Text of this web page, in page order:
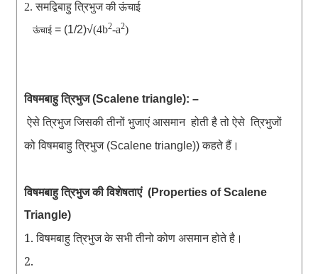
2.समद्विबाहु त्रिभुज की ऊंचाई
ऊंचाई= (1/2)√(4b2-a2)
विषमबाहुत्रिभुज(Scalene triangle): –
ऐसे त्रिभुजजिसकी तीनों भुजाएंआसमान होती है तो ऐसे त्रिभुजों
को विषमबाहु त्रिभुज(Scalene triangle))कहतेहैं ।
विषमबाहुत्रिभुजकीविशेषताएं (Properties of Scalene
Triangle)
1. विषमबाहु त्रिभुजकेसभी तीनो कोण असमानहोतेहै ।
2.